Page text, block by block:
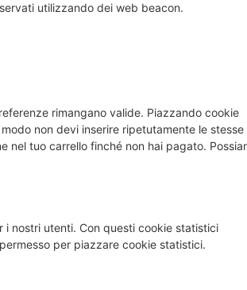
utilizzando dei web beacon.
rimangano valide. Piazzando cookie
non devi inserire ripetutamente le stesse
nel tuo carrello finché non hai pagato.
nostri utenti. Con questi cookie statistici
per piazzare cookie statistici.